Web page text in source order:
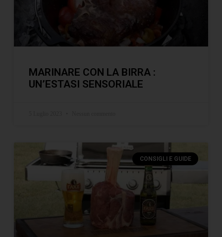
MARINARE CON LA BIRRA :
UN’ESTASI SENSORIALE
CONSIGLI E GUIDE